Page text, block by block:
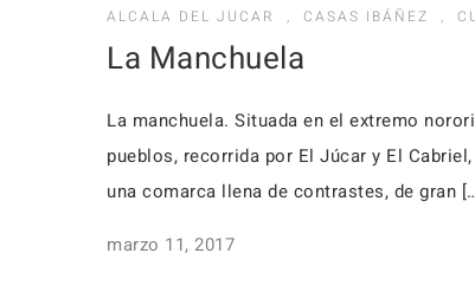
ALCALA DEL JUCAR , CASAS IBÁÑEZ ,
La Manchuela
La manchuela. Situada en el extremo
pueblos, recorrida por El Júcar y El
una comarca llena de contrastes, de gran
marzo 11, 2017